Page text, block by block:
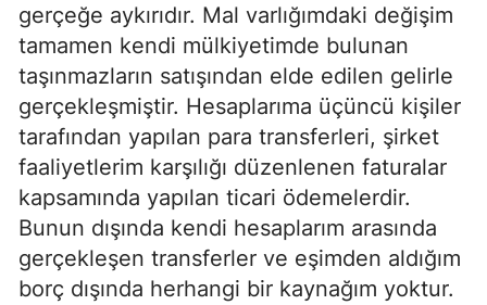
gerçeğe aykırıdır. Mal varlığımdaki değişim
tamamen kendi mülkiyetimde bulunan
taşınmazların satışından elde edilen gelirle
gerçekleşmiştir. Hesaplarıma üçüncü kişiler
tarafından yapılan para transferleri, şirket
faaliyetlerim karşılığı düzenlenen faturalar
kapsamında yapılan ticari ödemelerdir.
Bunun dışında kendi hesaplarım arasında
gerçekleşen transferler ve eşimden aldığım
borç dışında herhangi bir kaynağım yoktur.